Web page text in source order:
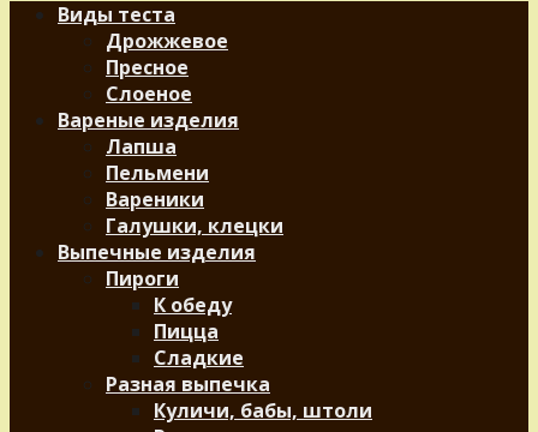
Виды теста
Дрожжевое
Пресное
Слоеное
Вареные изделия
Лапша
Пельмени
Вареники
Галушки, клецки
Выпечные изделия
Пироги
К обеду
Пицца
Сладкие
Разная выпечка
Куличи, бабы, штоли